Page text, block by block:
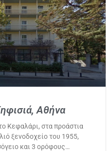
Αθήνα
Κεφαλάρι, στα προάστια
ξενοδοχείο του 1955,
και 3 ορόφους…